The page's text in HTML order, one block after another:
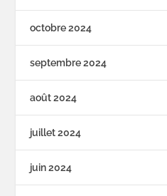
octobre 2024
septembre 2024
août 2024
juillet 2024
juin 2024